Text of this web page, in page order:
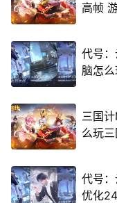
高帧
代号
脑怎
三国
么玩
代号
优化